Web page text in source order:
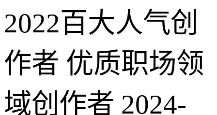
2022百大人气创
作者 优质职场领
域创作者 2024-